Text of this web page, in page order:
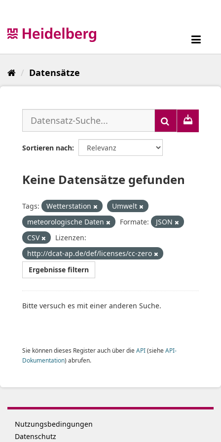
Datensätze
Sortieren nach
Keine Datensätze gefunden
Tags: Wetterstation
Umwelt
meteorologische Daten
Formate:
JSON
CSV
Lizenzen:
http://dcat-ap.de/def/licenses/cc-zero
Ergebnisse filtern
Bitte versuch es mit einer anderen Suche.
Sie können dieses Register auch über die API(siehe API-
Dokumentation) abrufen.
Nutzungsbedingungen
Datenschutz